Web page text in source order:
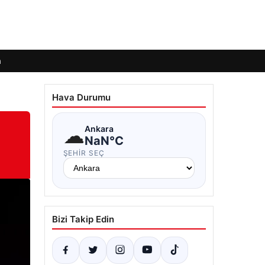
Hava Durumu
☁Ankara
NaN°C
ŞEHIR SEÇ
Bizi Takip Edin